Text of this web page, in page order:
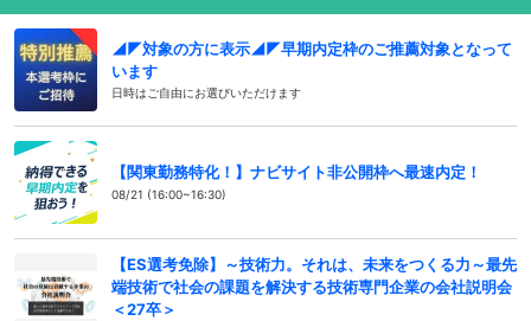
◢◤対象の方に表示◢◤早期内定枠のご推薦対象となって
います
日時はご自由にお選びいただけます
【関東勤務特化！】ナビサイト非公開枠へ最速内定！
08/21 (16:00~16:30)
【ES選考免除】～技術力。それは、未来をつくる力～最先
端技術で社会の課題を解決する技術専門企業の会社説明会
＜27卒＞